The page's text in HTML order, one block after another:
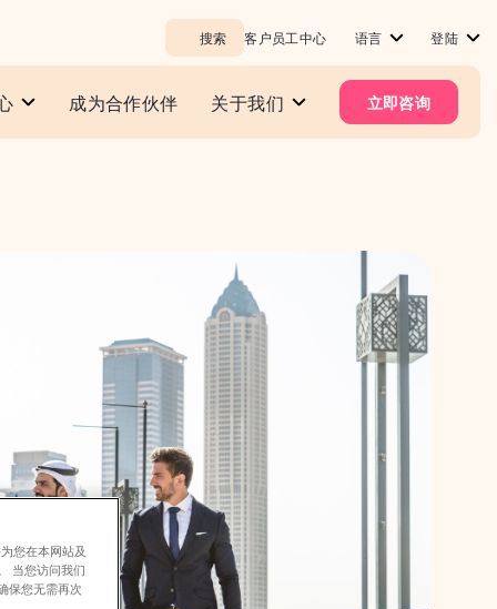
搜索 客户员工中心 语言 登陆
成为合作伙伴 关于我们 立即咨询
您在本网站及
当您访问我们
保您无需再次